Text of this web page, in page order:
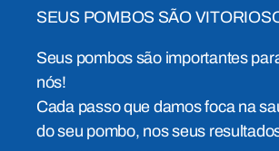
SEUS POMBOS SÃO
Seus pombos são importantes
nós!
Cada passo que damos foca na
do seu pombo, nos seus